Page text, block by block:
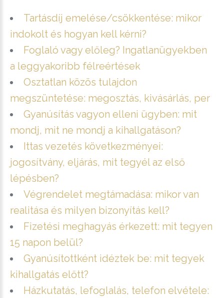
Tartásdíj emelése/csökkentése: mikor
indokolt és hogyan kell kérni?
Foglaló vagy előleg? Ingatlanügyekben
a leggyakoribb félreértések
Osztatlan közös tulajdon
megszüntetése: megosztás, kivásárlás, per
Gyanúsítás vagyon elleni ügyben: mit
mondj, mit ne mondj a kihallgatáson?
Ittas vezetés következményei:
jogosítvány, eljárás, mit tegyél az első
lépésben?
Végrendelet megtámadása: mikor van
realitása és milyen bizonyítás kell?
Fizetési meghagyás érkezett: mit tegyen
15 napon belül?
Gyanúsítottként idéztek be: mit tegyek
kihallgatás előtt?
Házkutatás, lefoglalás, telefon elvétele: